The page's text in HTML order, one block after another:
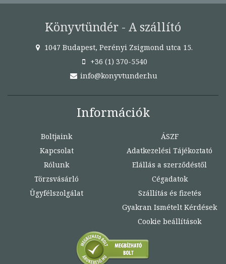
Könyvtündér - A szállító
1047 Budapest, Perényi Zsigmond utca 15.
+36 (1) 370-5540
info@konyvtunder.hu
Információk
Boltjaink
Kapcsolat
Rólunk
Törzsvásárló
Ügyfélszolgálat
ÁSZF
Adatkezelési Tájékoztató
Elállás a szerződéstől
Cégadatok
Szállítás és fizetés
Gyakran Ismételt Kérdések
Cookie beállítások